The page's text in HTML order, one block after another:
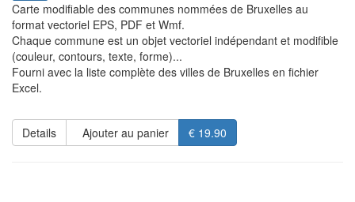
Carte modifiable des communes nommées de Bruxelles au
format vectoriel EPS, PDF et Wmf.
Chaque commune est un objet vectoriel indépendant et modifible
(couleur, contours, texte, forme)...
Fourni avec la liste complète des villes de Bruxelles en fichier
Excel.
Details Ajouter au panier € 19.90